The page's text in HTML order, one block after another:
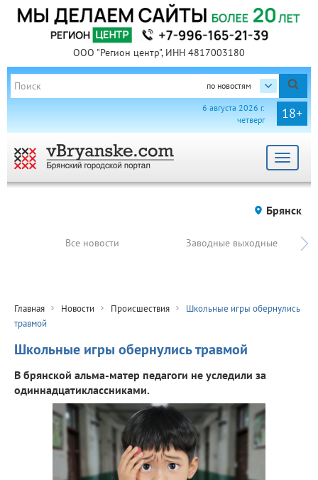
ООО "Регион центр", ИНН 4817003180
по новостям
18+
6 августа 2026 г.
четверг
Toggle
Брянск
Все новости Заводные выходные
Главная Новости Происшествия
Школьные игры обернулись
травмой
Школьные игры обернулись травмой
В брянской альма-матер педагоги не уследили за
одиннадцатиклассниками.